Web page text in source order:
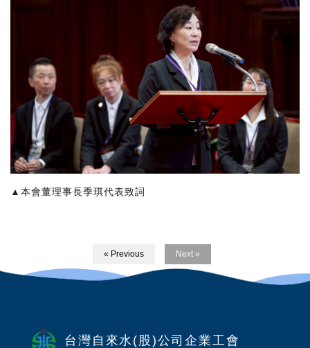
▲本會董理事長季琪代表致詞
« Previous Next »
台灣自來水(股)公司企業工會